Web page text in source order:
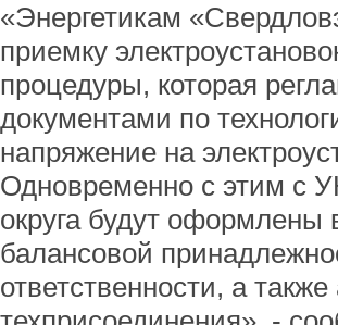
«Энергетикам
приемку
процедуры, которая
документами по
напряжение на
Одновременно с этим с
округа будут
балансовой
ответственности, а